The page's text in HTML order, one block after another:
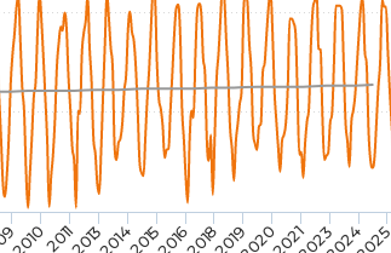
2014
201020112013 201520162018201920202021202320242025